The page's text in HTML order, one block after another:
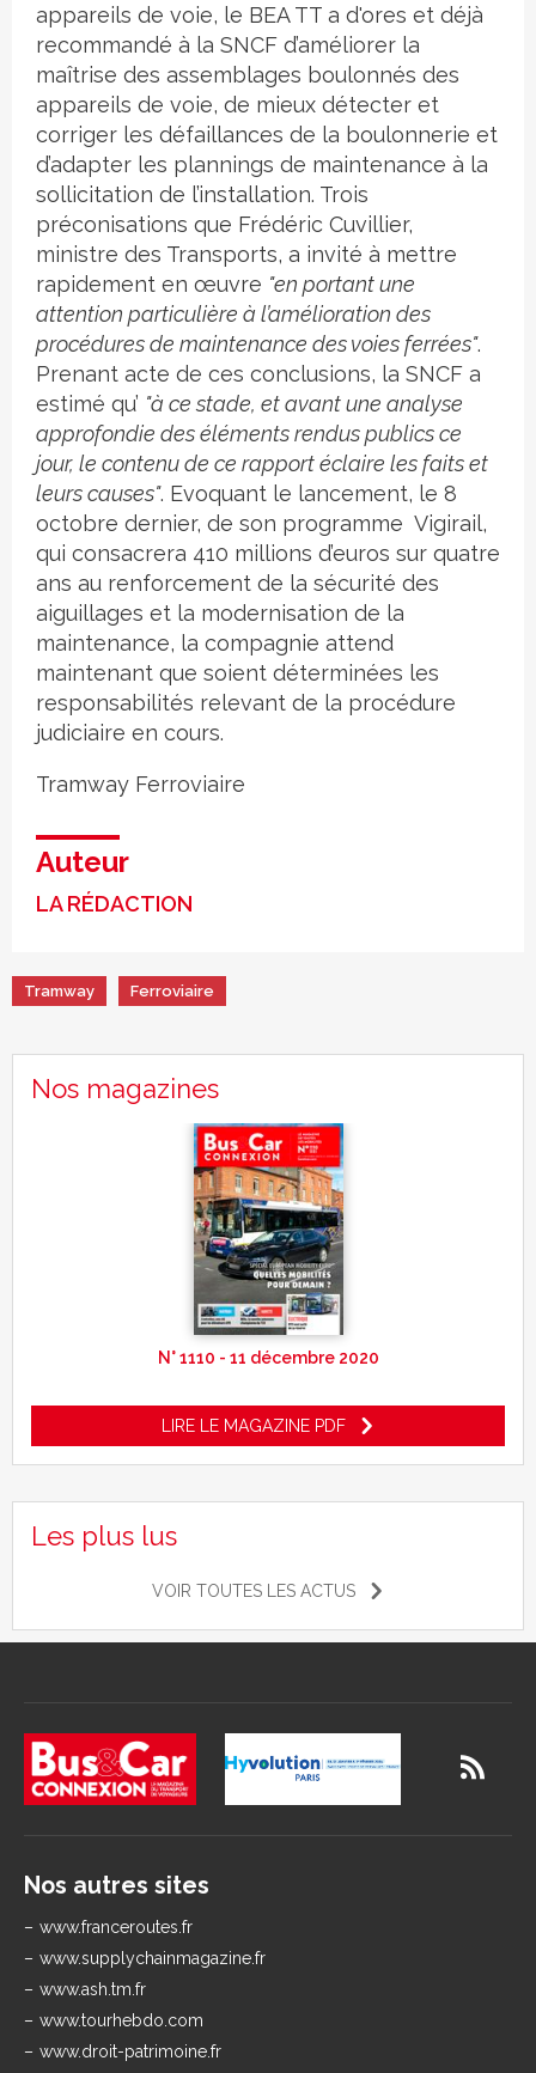
appareils de voie, le BEA TT a d'ores et déjà
recommandé à la SNCF d’améliorer la
maîtrise des assemblages boulonnés des
appareils de voie, de mieux détecter et
corriger les défaillances de la boulonnerie et
d’adapter les plannings de maintenance à la
sollicitation de l’installation. Trois
préconisations que Frédéric Cuvillier,
ministre des Transports, a invité à mettre
rapidement en œuvre "en portant une
attention particulière à l’amélioration des
procédures de maintenance des voies ferrées".
Prenant acte de ces conclusions, la SNCF a
estimé qu’ "à ce stade, et avant une analyse
approfondie des éléments rendus publics ce
jour, le contenu de ce rapport éclaire les faits et
leurs causes". Evoquant le lancement, le 8
octobre dernier, de son programme Vigirail,
qui consacrera 410 millions d’euros sur quatre
ans au renforcement de la sécurité des
aiguillages et la modernisation de la
maintenance, la compagnie attend
maintenant que soient déterminées les
responsabilités relevant de la procédure
judiciaire en cours.
Tramway Ferroviaire
Auteur
LA RÉDACTION
Tramway Ferroviaire
Nos magazines
N° 1110 - 11 décembre 2020
LIRE LE MAGAZINE PDF
Les plus lus
VOIR TOUTES LES ACTUS
Nos autres sites
www.franceroutes.fr
www.supplychainmagazine.fr
www.ash.tm.fr
www.tourhebdo.com
www.droit-patrimoine.fr